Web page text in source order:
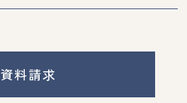
資料請求